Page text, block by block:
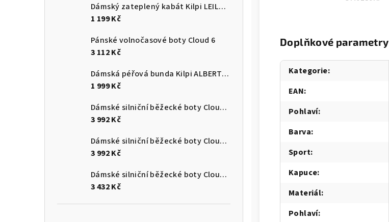
Dámský zateplený kabát Kilpi LEILA-W
1 199 Kč
Pánské volnočasové boty Cloud 6
3 112 Kč
Dámská péřová bunda Kilpi ALBERTA-W
1 999 Kč
Dámské silniční běžecké boty Cloudmonster 3
3 992 Kč
Dámské silniční běžecké boty Cloudmonster 3
3 992 Kč
Dámské silniční běžecké boty Cloudsurfer Max
3 432 Kč
Doplňkové parametry
Kategorie:
EAN:
Pohlaví:
Barva:
Sport:
Kapuce:
Materiál:
Pohlaví: